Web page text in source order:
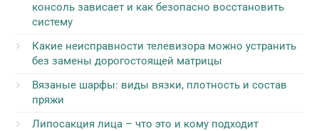
консоль зависает и как безопасно восстановить
систему
Какие неисправности телевизора можно устранить
без замены дорогостоящей матрицы
Вязаные шарфы: виды вязки, плотность и состав
пряжи
Липосакция лица – что это и кому подходит